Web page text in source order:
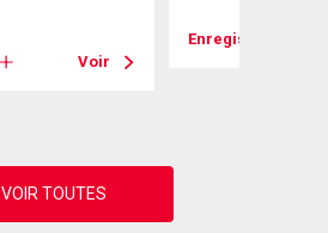
Voir
Enregistrer